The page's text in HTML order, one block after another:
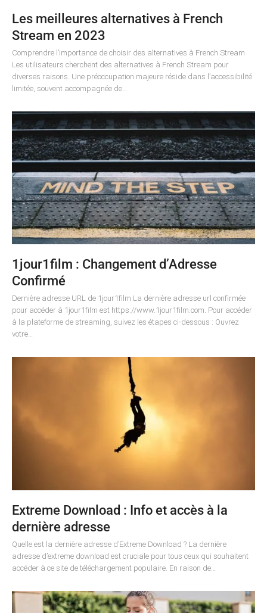
Les meilleures alternatives à French
Stream en 2023
Comprendre l’importance de choisir des alternatives à French Stream
Les utilisateurs cherchent des alternatives à French Stream pour
diverses raisons. Une préoccupation majeure réside dans l’accessibilité
limitée, souvent accompagnée de…
1jour1film : Changement d’Adresse
Confirmé
Dernière adresse URL de 1jour1film La dernière adresse url confirmée
pour accéder à 1jour1film est https://www.1jour1film.com. Pour accéder
à la plateforme de streaming, suivez les étapes ci-dessous : Ouvrez
votre…
Extreme Download : Info et accès à la
dernière adresse
Quelle est la dernière adresse d’Extreme Download ? La dernière
adresse d’extreme download est cruciale pour tous ceux qui souhaitent
accéder à ce site de téléchargement populaire. En raison de…